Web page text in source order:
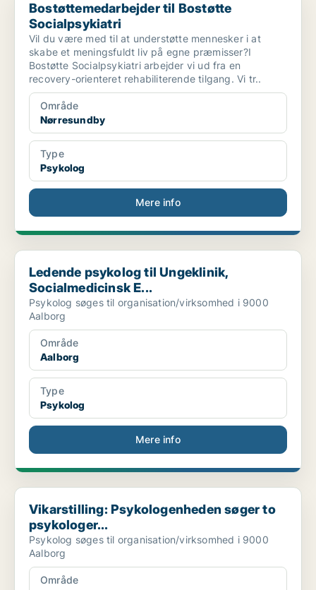
Bostøttemedarbejder til Bostøtte
Socialpsykiatri
Vil du være med til at understøtte mennesker i at
skabe et meningsfuldt liv på egne præmisser?I
Bostøtte Socialpsykiatri arbejder vi ud fra en
recovery-orienteret rehabiliterende tilgang. Vi tr..
Område
Nørresundby
Type
Psykolog
Mere info
Ledende psykolog til Ungeklinik, Socialmedicinsk E...
Ledende psykolog til Ungeklinik,
Socialmedicinsk E...
Psykolog søges til organisation/virksomhed i 9000
Aalborg
Område
Aalborg
Type
Psykolog
Mere info
Vikarstilling: Psykologenheden søger to psykologer...
Vikarstilling: Psykologenheden søger to
psykologer...
Psykolog søges til organisation/virksomhed i 9000
Aalborg
Område